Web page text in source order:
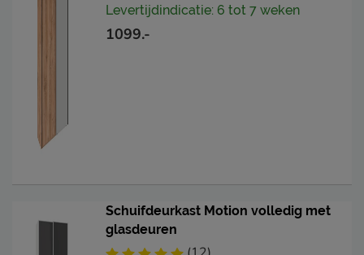
Levertijdindicatie: 6 tot 7 weken
1099.-
Schuifdeurkast Motion volledig met
glasdeuren